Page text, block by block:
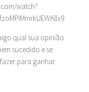
watch?
qual sua opinião
sucedido e se
para ganhar